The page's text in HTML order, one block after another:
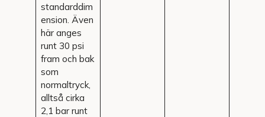
standarddim
ension. Även
här anges
runt 30 psi
fram och bak
som
normaltryck,
alltså cirka
2,1 bar runt